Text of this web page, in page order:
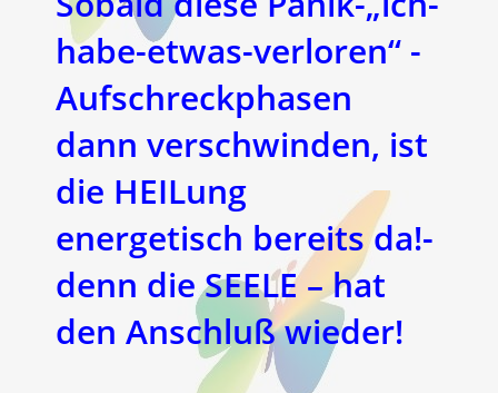
habe-etwas-verloren“ -
Aufschreckphasen
dann verschwinden, ist
die HEILung
energetisch bereits da!-
denn die SEELE – hat
den Anschluß wieder!